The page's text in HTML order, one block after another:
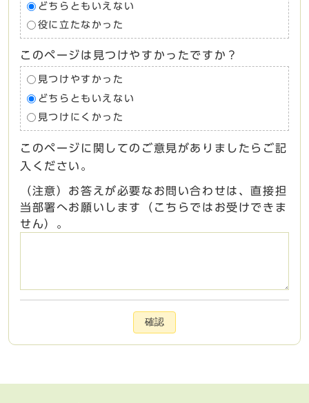
どちらともいえない
役に立たなかった
このページは見つけやすかったですか？
見つけやすかった
どちらともいえない
見つけにくかった
このページに関してのご意見がありましたらご記
入ください。
（注意）お答えが必要なお問い合わせは、直接担
当部署へお願いします（こちらではお受けできま
せん）。
確認